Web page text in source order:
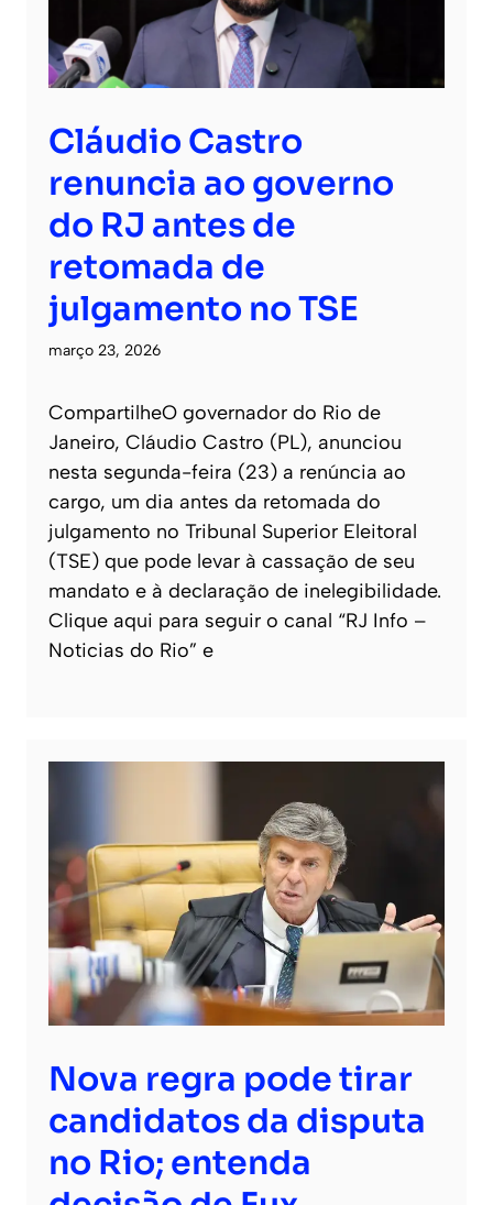
Cláudio Castro
renuncia ao governo
do RJ antes de
retomada de
julgamento no TSE
março 23, 2026
CompartilheO governador do Rio de
Janeiro, Cláudio Castro (PL), anunciou
nesta segunda-feira (23) a renúncia ao
cargo, um dia antes da retomada do
julgamento no Tribunal Superior Eleitoral
(TSE) que pode levar à cassação de seu
mandato e à declaração de inelegibilidade.
Clique aqui para seguir o canal “RJ Info –
Noticias do Rio” e
Nova regra pode tirar
candidatos da disputa
no Rio; entenda